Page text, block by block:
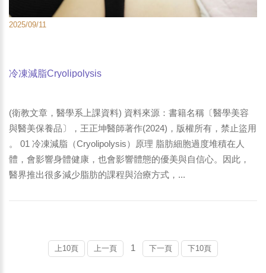
2025/09/11
冷凍減脂Cryolipolysis
(衛教文章，醫學系上課資料) 資料來源：書籍名稱〔醫學美容
與醫美保養品〕，王正坤醫師著作(2024)，版權所有，禁止盜用
。 01 冷凍減脂（Cryolipolysis）原理 脂肪細胞過度堆積在人
體，會影響身體健康，也會影響體態的優美與自信心。因此，
醫界推出很多減少脂肪的課程與治療方式，...
上10頁 上一頁 1 下一頁 下10頁